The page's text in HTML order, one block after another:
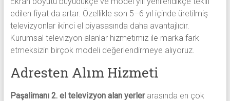
edilen fiyat da artar. Özellikle son 5–6 yıl içinde üretilmiş
televizyonlar ikinci el piyasasında daha avantajlıdır.
Kurumsal televizyon alanlar hizmetimiz ile marka fark
etmeksizin birçok modeli değerlendirmeye alıyoruz.
Adresten Alım Hizmeti
Paşalimanı 2. el televizyon alan yerlerarasında en çok